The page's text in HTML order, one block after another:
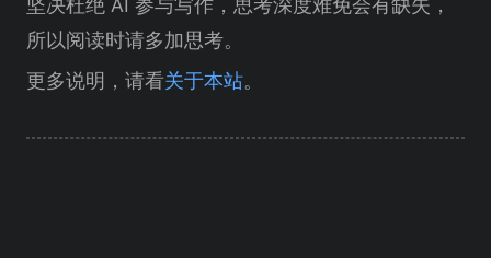
坚决杜绝 AI 参与写作，思考深度难免会有缺失，
所以阅读时请多加思考。
更多说明，请看关于本站。